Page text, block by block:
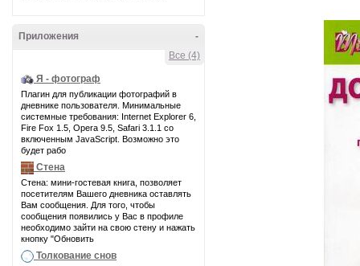
-
Приложения
Все (4)
Я - фотограф
Плагин для публикации фотографий в
дневнике пользователя. Минимальные
системные требования: Internet Explorer 6,
Fire Fox 1.5, Opera 9.5, Safari 3.1.1 со
включенным JavaScript. Возможно это
будет рабо
Стена
Стена: мини-гостевая книга, позволяет
посетителям Вашего дневника оставлять
Вам сообщения. Для того, чтобы
сообщения появились у Вас в профиле
необходимо зайти на свою стену и нажать
кнопку "Обновить
Толкование снов